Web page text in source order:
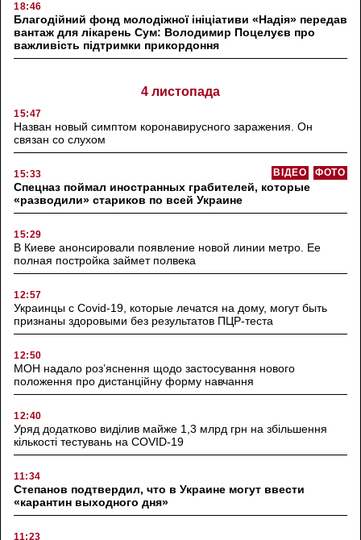
18:46
Благодійний фонд молодіжної ініціативи «Надія» передав
вантаж для лікарень Сум: Володимир Поцелуєв про
важливість підтримки прикордоння
4 листопада
15:47
Назван новый симптом коронавирусного заражения. Он
связан со слухом
15:33 ФОТО
ВІДЕО
Спецназ поймал иностранных грабителей, которые
«разводили» стариков по всей Украине
15:29
В Киеве анонсировали появление новой линии метро. Ее
полная постройка займет полвека
12:57
Украинцы с Covid-19, которые лечатся на дому, могут быть
признаны здоровыми без результатов ПЦР-теста
12:50
МОН надало роз’яснення щодо застосування нового
положення про дистанційну форму навчання
12:40
Уряд додатково виділив майже 1,3 млрд грн на збільшення
кількості тестувань на COVID-19
11:34
Степанов подтвердил, что в Украине могут ввести
«карантин выходного дня»
11:23